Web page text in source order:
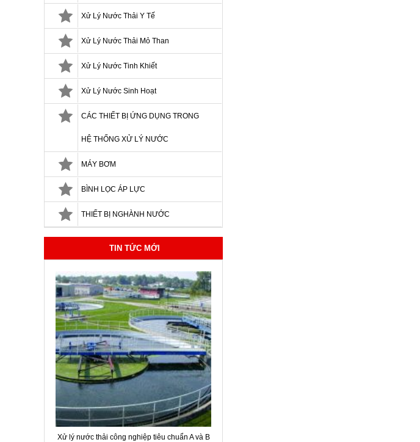
Xử Lý Nước Thải Y Tế
Xử Lý Nước Thải Mỏ Than
Xử Lý Nước Tinh Khiết
Xử Lý Nước Sinh Hoạt
CÁC THIẾT BỊ ỨNG DỤNG TRONG
HỆ THỐNG XỬ LÝ NƯỚC
MÁY BƠM
BÌNH LỌC ÁP LỰC
THIẾT BỊ NGHÀNH NƯỚC
TIN TỨC MỚI
Xử lý nước thải công nghiệp tiêu chuẩn A và B